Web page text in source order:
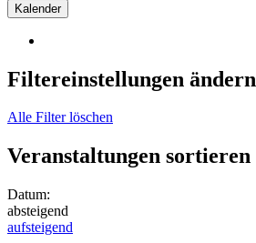
Kalender
Filtereinstellungen ändern
Alle Filter löschen
Veranstaltungen sortieren
Datum:
absteigend
aufsteigend